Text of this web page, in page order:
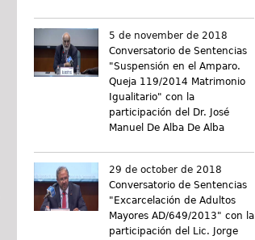
5 de november de 2018
Conversatorio de Sentencias
"Suspensión en el Amparo.
Queja 119/2014 Matrimonio
Igualitario" con la
participación del Dr. José
Manuel De Alba De Alba
29 de october de 2018
Conversatorio de Sentencias
"Excarcelación de Adultos
Mayores AD/649/2013" con la
participación del Lic. Jorge